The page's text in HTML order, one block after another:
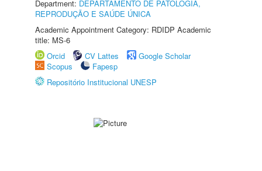
Department: DEPARTAMENTO DE PATOLOGIA,
REPRODUÇÃO E SAÚDE ÚNICA
Academic Appointment Category: RDIDP Academic
title: MS-6
Orcid
CV Lattes
Google Scholar
Scopus
Fapesp
Repositório Institucional UNESP